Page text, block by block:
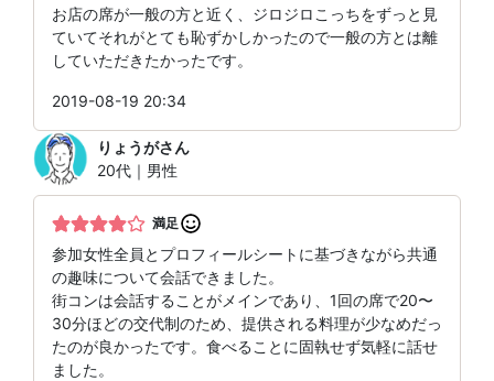
お店の席が一般の方と近く、ジロジロこっちをずっと見
ていてそれがとても恥ずかしかったので一般の方とは離
していただきたかったです。
2019-08-19 20:34
りょうがさん
20代｜男性
満足
参加女性全員とプロフィールシートに基づきながら共通
の趣味について会話できました。
街コンは会話することがメインであり、1回の席で20〜
30分ほどの交代制のため、提供される料理が少なめだっ
たのが良かったです。食べることに固執せず気軽に話せ
ました。